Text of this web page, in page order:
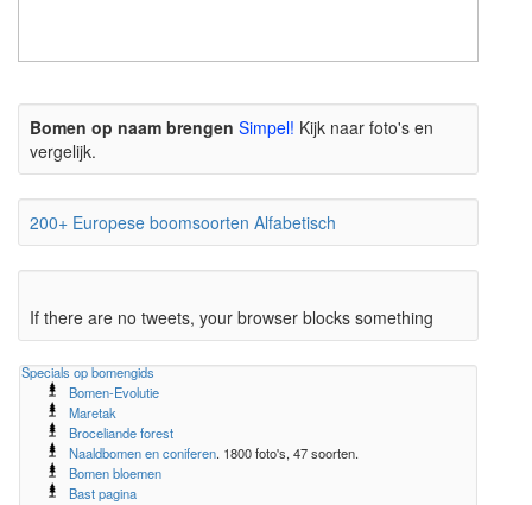
Bomen op naam brengen Simpel! Kijk naar foto's en
vergelijk.
200+ Europese boomsoorten Alfabetisch
If there are no tweets, your browser blocks something
Specials op bomengids
Bomen-Evolutie
Maretak
Broceliande forest
Naaldbomen en coniferen. 1800 foto's, 47 soorten.
Bomen bloemen
Bast pagina